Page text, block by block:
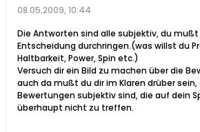
08.05.2009, 10:44
Die Antworten sind alle subjektiv, du
Entscheidung durchringen.(was willst du
Haltbarkeit, Power, Spin etc.)
Versuch dir ein Bild zu machen über die
auch da mußt du dir im Klaren drüber
Bewertungen subjektiv sind, die auf dein
überhaupt nicht zu treffen.